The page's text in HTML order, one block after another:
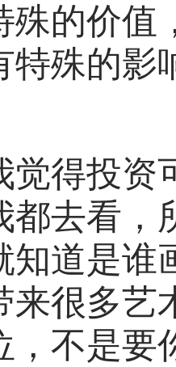
殊的价值
特殊的影
得投资
都去看，
知道是谁
来很多艺
，不是要